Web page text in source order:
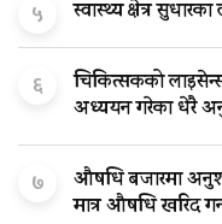
५ स्वास्थ्य क्षेत्र
६
चिकित्सकको
अध्ययन गरेका धेरै
७
औषधि बजारमा
मात्र औषधि खरिद